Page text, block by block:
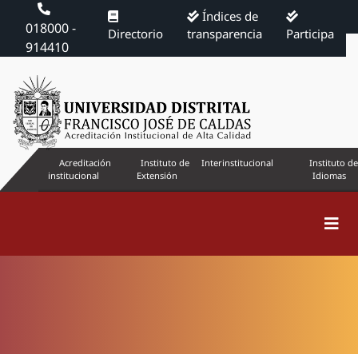
018000 -
914410
Directorio
Índices de
transparencia
Participa
Acreditación
institucional
Instituto de
Extensión
Interinstitucional
Instituto de
Idiomas